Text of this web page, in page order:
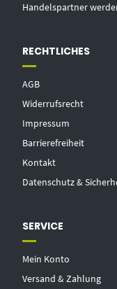
Handelspartner
RECHTLICHES
AGB
Widerrufsrecht
Impressum
Barrierefreiheit
Kontakt
Datenschutz &
SERVICE
Mein Konto
Versand & Zahlung